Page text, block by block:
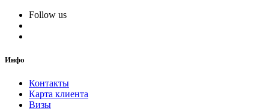
Follow us
Инфо
Контакты
Карта клиента
Визы